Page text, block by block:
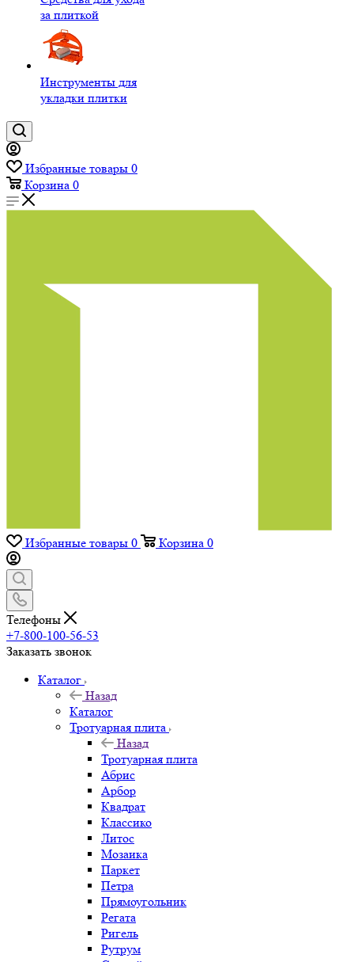
за плиткой
Инструменты для
укладки плитки
Избранные товары 0
Корзина 0
Избранные товары 0 Корзина 0
Телефоны
+7-800-100-56-53
Заказать звонок
Каталог
Назад
Каталог
Тротуарная плита
Назад
Тротуарная плита
Абрис
Арбор
Квадрат
Классико
Литос
Мозаика
Паркет
Петра
Прямоугольник
Регата
Ригель
Рутрум